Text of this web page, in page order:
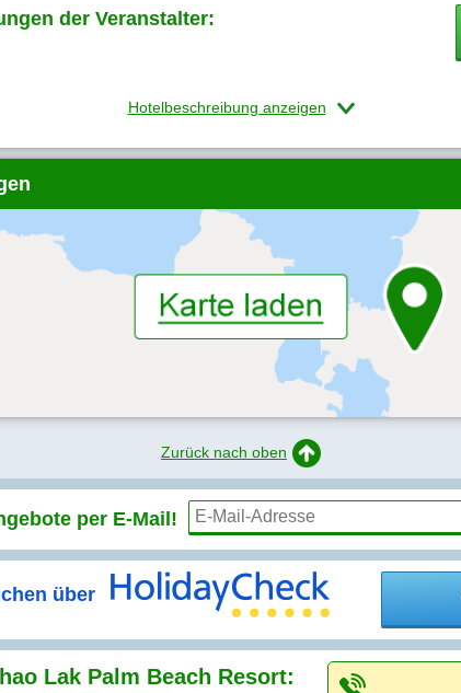
der Veranstalter:
Hotelbeschreibung anzeigen
Zurück nach oben
per E-Mail!
über
Lak Palm Beach Resort: